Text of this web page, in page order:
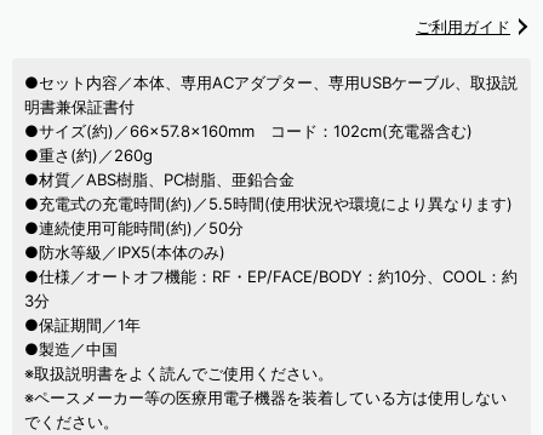
ご利用ガイド
●セット内容／本体、専用ACアダプター、専用USBケーブル、取扱説
明書兼保証書付
●サイズ(約)／66×57.8×160mm コード：102cm(充電器含む)
●重さ(約)／260g
●材質／ABS樹脂、PC樹脂、亜鉛合金
●充電式の充電時間(約)／5.5時間(使用状況や環境により異なります)
●連続使用可能時間(約)／50分
●防水等級／IPX5(本体のみ)
●仕様／オートオフ機能：RF・EP/FACE/BODY：約10分、COOL：約
3分
●保証期間／1年
●製造／中国
※取扱説明書をよく読んでご使用ください。
※ペースメーカー等の医療用電子機器を装着している方は使用しない
でください。